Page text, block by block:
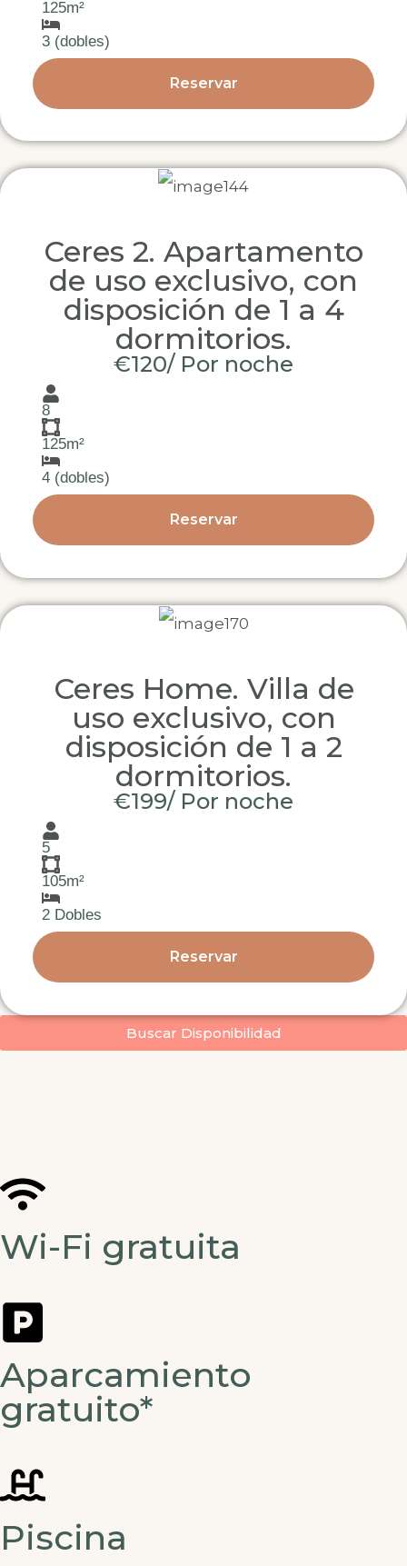
125m²
3 (dobles)
Reservar
Ceres 2. Apartamento
de uso exclusivo, con
disposición de 1 a 4
dormitorios.
€120/ Por noche
8
125m²
4 (dobles)
Reservar
Ceres Home. Villa de
uso exclusivo, con
disposición de 1 a 2
dormitorios.
€199/ Por noche
5
105m²
2 Dobles
Reservar
Buscar Disponibilidad
Wi-Fi gratuita
Aparcamiento
gratuito*
Piscina